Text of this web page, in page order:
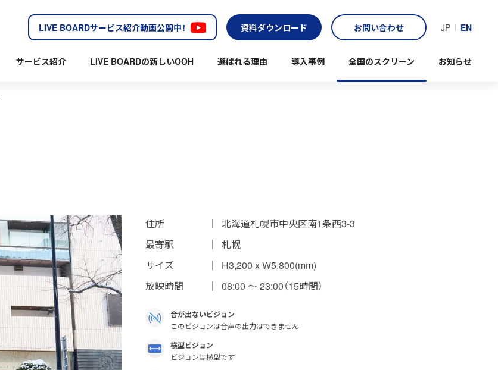
LIVE BOARDサービス紹介動画公開中！ 資料ダウンロード お問い合わせ JP EN
サービス紹介 LIVE BOARDの新しいOOH 選ばれる理由 導入事例 全国のスクリーン お知らせ
住所
北海道札幌市中央区南1条西3-3
最寄駅
札幌
サイズ
H3,200 x W5,800(mm)
放映時間
08:00 〜 23:00（15時間）
音が出ないビジョン
このビジョンは音声の出力はできません
横型ビジョン
ビジョンは横型です